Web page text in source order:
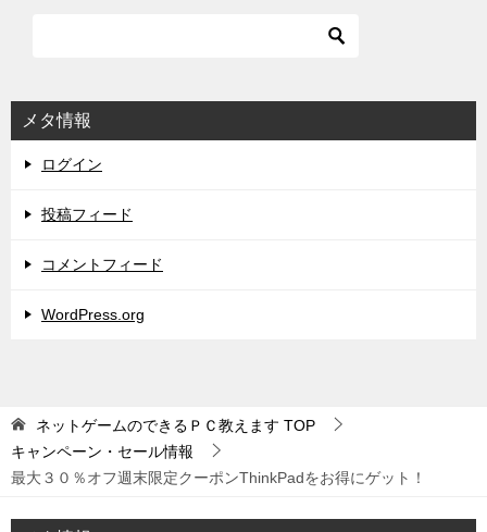
メタ情報
ログイン
投稿フィード
コメントフィード
WordPress.org
ネットゲームのできるＰＣ教えます TOP
キャンペーン・セール情報
最大３０％オフ週末限定クーポンThinkPadをお得にゲット！